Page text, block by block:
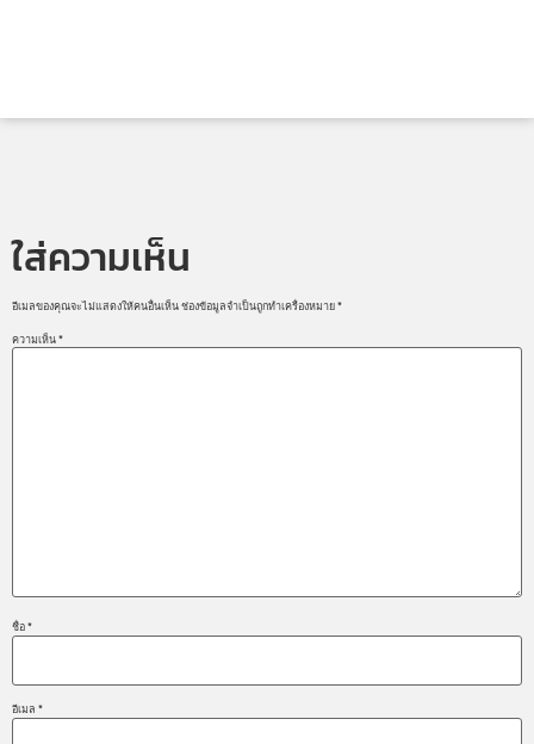
ใส่ความเห็น
อีเมลของคุณจะไม่แสดงให้คนอื่นเห็นช่องข้อมูลจำเป็นถูกทำเครื่องหมาย*
ความเห็น*
ชื่อ*
อีเมล *